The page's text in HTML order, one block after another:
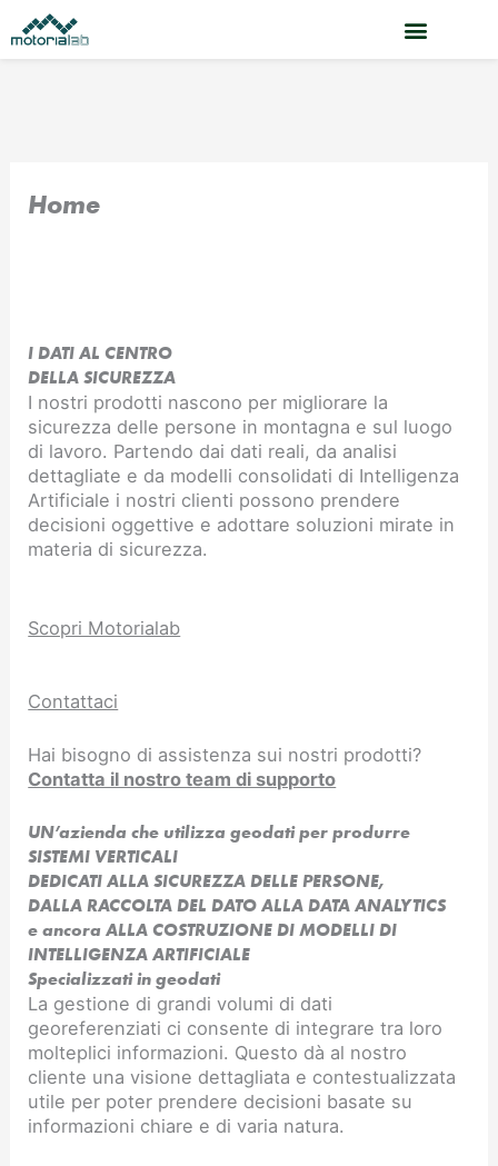
al
contenuto
Home
I DATI AL CENTRO
DELLA SICUREZZA
I nostri prodotti nascono per migliorare la
sicurezza delle persone in montagna e sul luogo
di lavoro. Partendo dai dati reali, da analisi
dettagliate e da modelli consolidati di Intelligenza
Artificiale i nostri clienti possono prendere
decisioni oggettive e adottare soluzioni mirate in
materia di sicurezza.
Scopri Motorialab
Contattaci
Hai bisogno di assistenza sui nostri prodotti?
Contatta il nostro team di supporto
UN’azienda che utilizza geodati per produrre
SISTEMI VERTICALI
DEDICATI ALLA SICUREZZA DELLE PERSONE,
DALLA RACCOLTA DEL DATO ALLA DATA ANALYTICS
e ancora ALLA COSTRUZIONE DI MODELLI DI
INTELLIGENZA ARTIFICIALE​
Specializzati in geodati
La gestione di grandi volumi di dati
georeferenziati ci consente di integrare tra loro
molteplici informazioni. Questo dà al nostro
cliente una visione dettagliata e contestualizzata
utile per poter prendere decisioni basate su
informazioni chiare e di varia natura.